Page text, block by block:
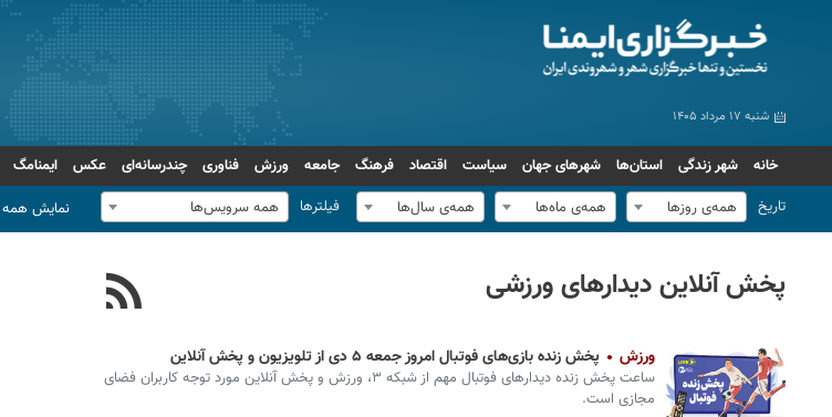
شنبه ۱۷ مرداد ۱۴۰۵
خانه شهر زندگی استان‌ها شهرهای جهان سیاست اقتصاد فرهنگ جامعه ورزش فناوری چندرسانه‌ای عکس
ایمنامگ
تاریخ
همه‌ی روزها همه‌ی ماه‌ها همه‌ی سال‌ها فیلترها همه سرویس‌ها نمایش همه
پخش آنلاین دیدارهای ورزشی
ورزش پخش زنده بازی‌های فوتبال امروز جمعه ۵ دی از تلویزیون و پخش آنلاین
ساعت پخش زنده دیدارهای فوتبال مهم از شبکه ۳، ورزش و پخش آنلاین مورد توجه کاربران فضای
مجازی است.